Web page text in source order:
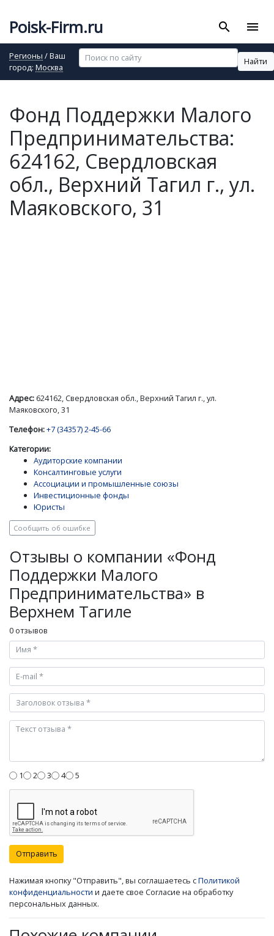
Poisk-Firm.ru search menu
Регионы / Ваш
город: Москва
Найти
Фонд Поддержки Малого
Предпринимательства:
624162, Свердловская
обл., Верхний Тагил г., ул.
Маяковского, 31
Адрес: 624162, Свердловская обл., Верхний Тагил г., ул.
Маяковского, 31
Телефон:+7 (34357) 2-45-66
Категории:
Аудиторские компании
Консалтинговые услуги
Ассоциации и промышленные союзы
Инвестиционные фонды
Юристы
Сообщить об ошибке
Отзывы о компании «Фонд
Поддержки Малого
Предпринимательства» в
Верхнем Тагиле
0 отзывов
1 2 3 4 5
Отправить
Нажимая кнопку "Отправить", вы соглашаетесь сПолитикой
конфиденциальности и даете свое Согласие на обработку
персональных данных.